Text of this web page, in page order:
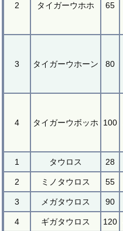
2 タイガーウホホ 65
3 タイガーウホーン 80
4 タイガーウボッホ 100
1 タウロス 28
2 ミノタウロス 55
3 メガタウロス 90
4 ギガタウロス 120